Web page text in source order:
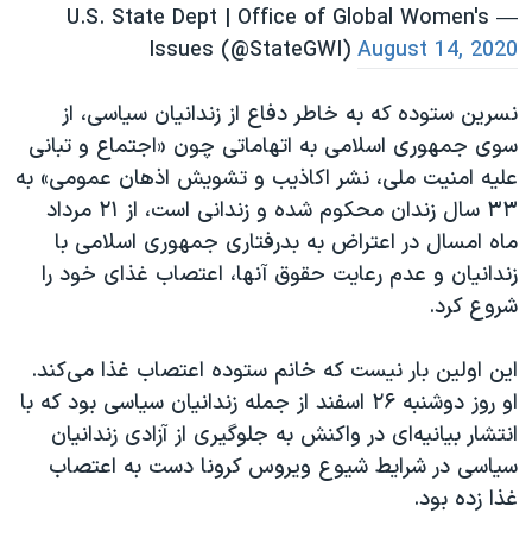
— U.S. State Dept | Office of Global Women's
Issues (@StateGWI) August 14, 2020
نسرین ستوده که به خاطر دفاع از زندانیان سیاسی، از
سوی جمهوری اسلامی به اتهاماتی چون «اجتماع و تبانی
علیه امنیت ملی، نشر اکاذیب و تشویش اذهان عمومی» به
۳۳ سال زندان محکوم شده و زندانی است، از ۲۱ مرداد
ماه امسال در اعتراض به بدرفتاری جمهوری اسلامی با
زندانیان و عدم رعایت حقوق آنها، اعتصاب غذای خود را
شروع کرد.
این اولین بار نیست که خانم ستوده اعتصاب غذا می‌کند.
او روز دوشنبه ۲۶ اسفند از جمله زندانیان سیاسی بود که با
انتشار بیانیه‌ای در واکنش به جلوگیری از آزادی زندانیان
سیاسی در شرایط شیوع ویروس کرونا دست به اعتصاب
غذا زده بود.